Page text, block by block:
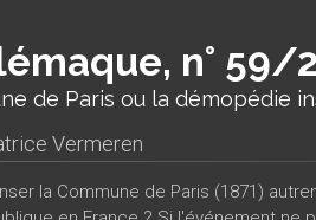
n° 59/
de Paris ou la démopédie
Vermeren
la Commune de Paris (1871)